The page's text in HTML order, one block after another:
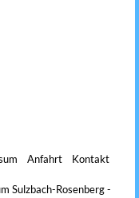
Anfahrt Kontakt
Sulzbach-Rosenberg -